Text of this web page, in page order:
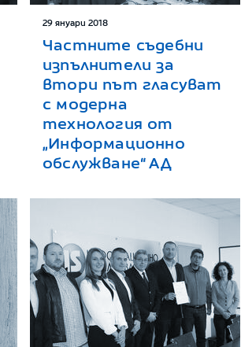
29 януари 2018
Частните съдебни
изпълнители за
втори път гласуват
с модерна
технология от
„Информационно
обслужване“ АД